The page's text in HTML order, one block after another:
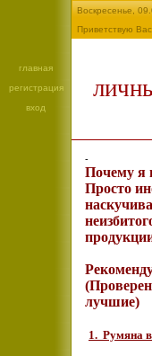
главная
регистрация
вход
Воскресенье,
Приветствую Вас
-
Почему я
Просто
лучшие)
1. Румяна